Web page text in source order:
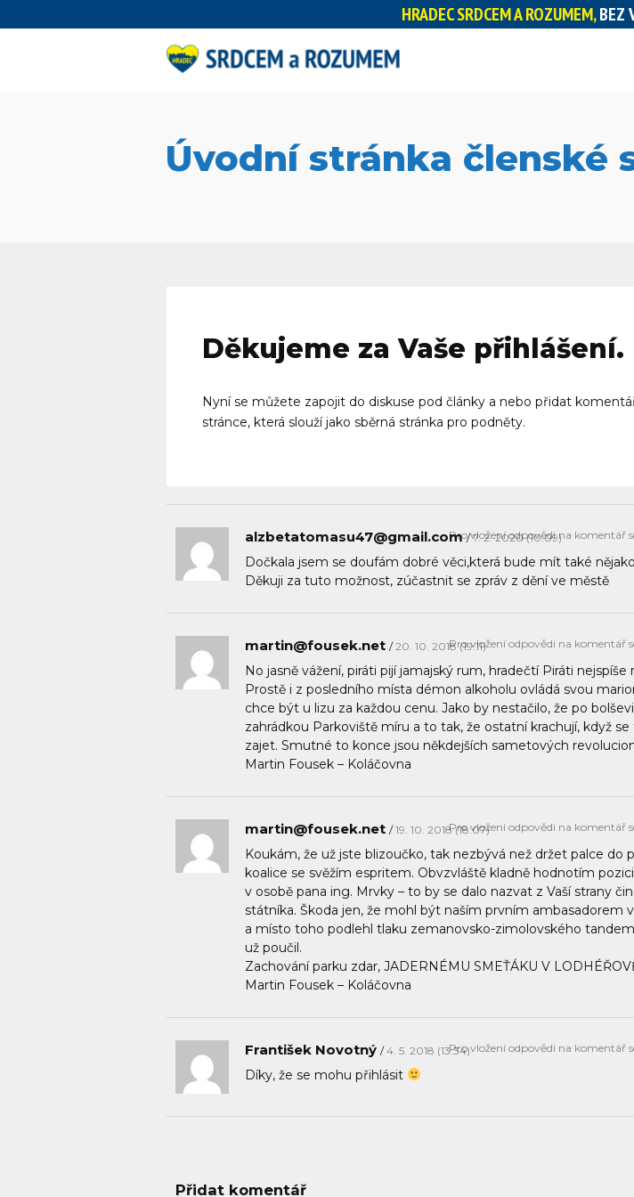
HRADEC SRDCEM A ROZUMEM,BEZ
Úvodní stránka členské
Děkujeme za Vaše přihlášení.
Nyní se můžete zapojit do diskuse pod články a nebo přidat
stránce, která slouží jako sběrná stránka pro podněty.
alzbetatomasu47@gmail.com 7. 2. 2020 (10:09)
Dočkala jsem se doufám dobré věci,která bude mít také
Děkuji za tuto možnost, zúčastnit se zpráv z dění ve městě
Pro vložení odpovědi na komentář
martin@fousek.net 20. 10. 2018 (19:11)
No jasně vážení, piráti pijí jamajský rum, hradečtí Piráti nejspíše
Prostě i z posledního místa démon alkoholu ovládá svou
chce být u lizu za každou cenu. Jako by nestačilo, že po
zahrádkou Parkoviště míru a to tak, že ostatní krachují, když
zajet. Smutné to konce jsou někdejších sametových
Martin Fousek – Koláčovna
Pro vložení odpovědi na komentář
martin@fousek.net 19. 10. 2018 (18:07)
Koukám, že už jste blizoučko, tak nezbývá než držet palce do
koalice se svěžím espritem. Obvzvláště kladně hodnotím
v osobě pana ing. Mrvky – to by se dalo nazvat z Vaší strany
státníka. Škoda jen, že mohl být naším prvním ambasadorem
a místo toho podlehl tlaku zemanovsko-zimolovského
už poučil.
Zachování parku zdar, JADERNÉMU SMEŤÁKU V
Martin Fousek – Koláčovna
Pro vložení odpovědi na komentář
František Novotný 4. 5. 2018 (13:34)
Díky, že se mohu přihlásit
Pro vložení odpovědi na komentář
Přidat komentář